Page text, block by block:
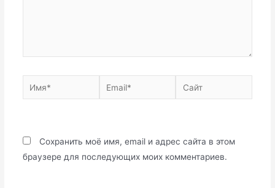
Имя* Email* Сайт
Сохранить моё имя, email и адрес сайта в этом
браузере для последующих моих комментариев.